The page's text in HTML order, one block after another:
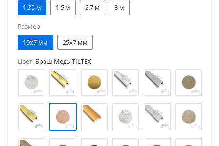
1.35 м
1.5 м 2.7 м 3 м
Размер
10x7 мм
25x7 мм
Цвет: Браш Медь TILTEX